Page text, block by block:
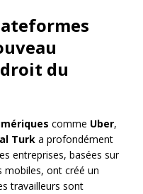
du
comme Uber,
Turk a profondément
entreprises, basées sur
mobiles, ont créé un
travailleurs sont